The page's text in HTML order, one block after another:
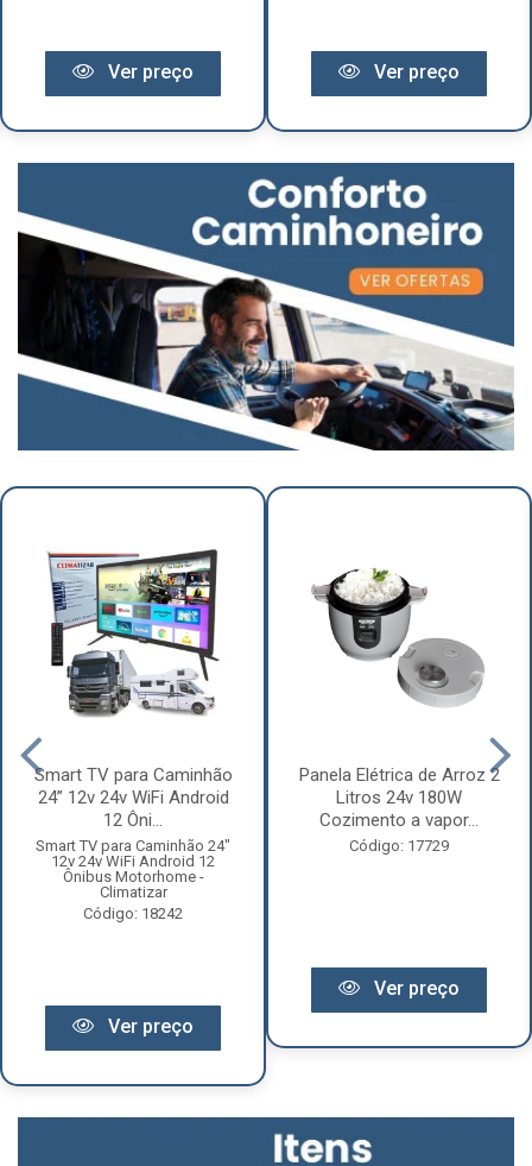
Ver preço Ver preço
Smart TV para Caminhão
24” 12v 24v WiFi Android
12 Ôni...
Smart TV para Caminhão 24"
12v 24v WiFi Android 12
Ônibus Motorhome -
Climatizar
Código: 18242
Ver preço
Panela Elétrica de Arroz 2
Litros 24v 180W
Cozimento a vapor...
Código: 17729
Ver preço